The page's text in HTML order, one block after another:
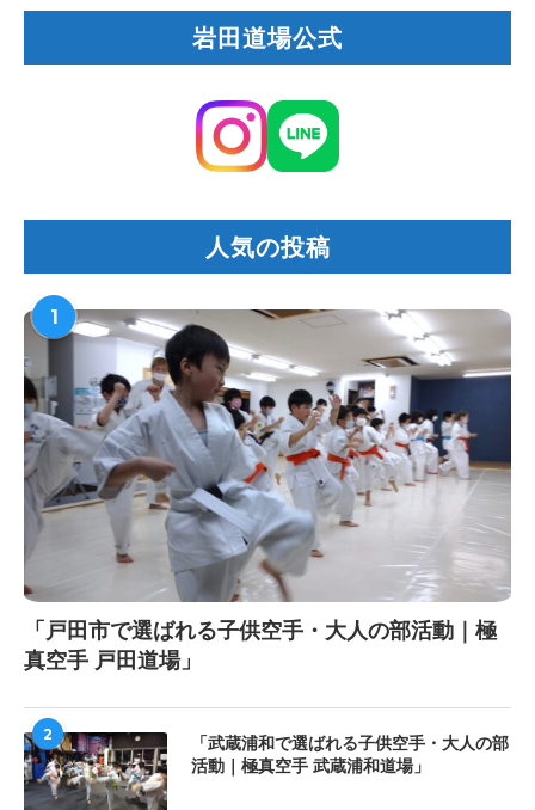
岩田道場公式
人気の投稿
1
「戸田市で選ばれる子供空手・大人の部活動｜極
真空手 戸田道場」
2
「武蔵浦和で選ばれる子供空手・大人の部
活動｜極真空手 武蔵浦和道場」